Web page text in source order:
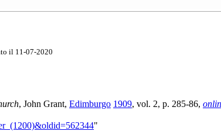
il 11-07-2020
, John Grant, Edimburgo 1909, vol. 2, p. 285-86,
"